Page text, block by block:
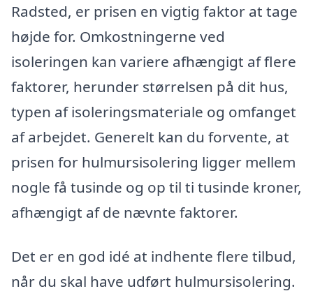
Radsted, er prisen en vigtig faktor at tage
højde for. Omkostningerne ved
isoleringen kan variere afhængigt af flere
faktorer, herunder størrelsen på dit hus,
typen af isoleringsmateriale og omfanget
af arbejdet. Generelt kan du forvente, at
prisen for hulmursisolering ligger mellem
nogle få tusinde og op til ti tusinde kroner,
afhængigt af de nævnte faktorer.
Det er en god idé at indhente flere tilbud,
når du skal have udført hulmursisolering.